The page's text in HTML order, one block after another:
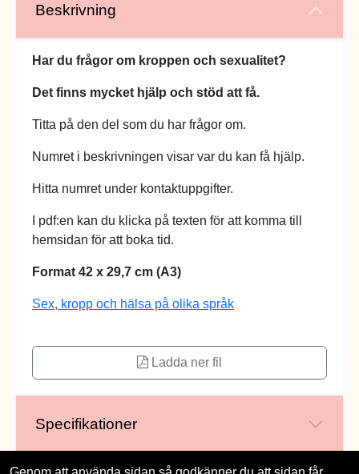
Beskrivning
Har du frågor om kroppen och sexualitet?
Det finns mycket hjälp och stöd att få.
Titta på den del som du har frågor om.
Numret i beskrivningen visar var du kan få hjälp.
Hitta numret under kontaktuppgifter.
I pdf:en kan du klicka på texten för att komma till
hemsidan för att boka tid.
Format 42 x 29,7 cm (A3)
Sex, kropp och hälsa på olika språk
Ladda ner fil
Specifikationer